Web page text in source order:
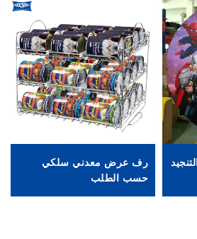
رف عرض معدني سلكي
حسب الطلب